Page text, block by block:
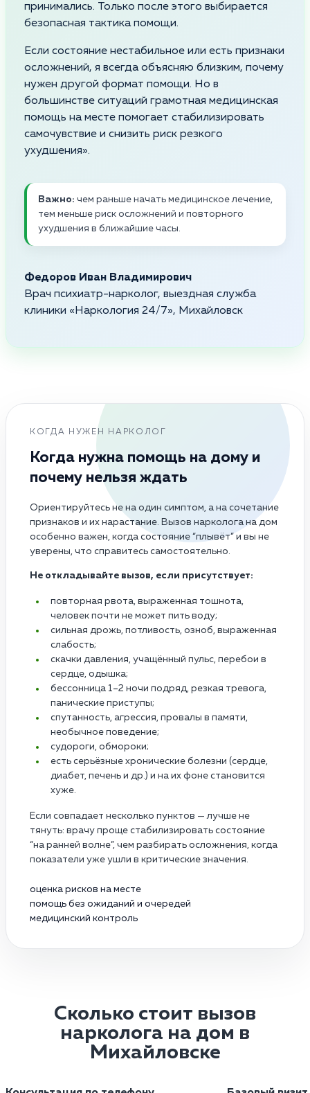
принимались. Только после этого выбирается
безопасная тактика помощи.
Если состояние нестабильное или есть признаки
осложнений, я всегда объясняю близким, почему
нужен другой формат помощи. Но в
большинстве ситуаций грамотная медицинская
помощь на месте помогает стабилизировать
самочувствие и снизить риск резкого
ухудшения».
Важно: чем раньше начать медицинское лечение,
тем меньше риск осложнений и повторного
ухудшения в ближайшие часы.
Федоров Иван Владимирович
Врач психиатр-нарколог, выездная служба
клиники «Наркология 24/7», Михайловск
КОГДА НУЖЕН НАРКОЛОГ
Когда нужна помощь на дому и
почему нельзя ждать
Ориентируйтесь не на один симптом, а на сочетание
признаков и их нарастание. Вызов нарколога на дом
особенно важен, когда состояние “плывёт” и вы не
уверены, что справитесь самостоятельно.
Не откладывайте вызов, если присутствует:
повторная рвота, выраженная тошнота,
человек почти не может пить воду;
сильная дрожь, потливость, озноб, выраженная
слабость;
скачки давления, учащённый пульс, перебои в
сердце, одышка;
бессонница 1–2 ночи подряд, резкая тревога,
панические приступы;
спутанность, агрессия, провалы в памяти,
необычное поведение;
судороги, обмороки;
есть серьёзные хронические болезни (сердце,
диабет, печень и др.) и на их фоне становится
хуже.
Если совпадает несколько пунктов — лучше не
тянуть: врачу проще стабилизировать состояние
“на ранней волне”, чем разбирать осложнения, когда
показатели уже ушли в критические значения.
оценка рисков на месте
помощь без ожиданий и очередей
медицинский контроль
Сколько стоит вызов
нарколога на дом в
Михайловске